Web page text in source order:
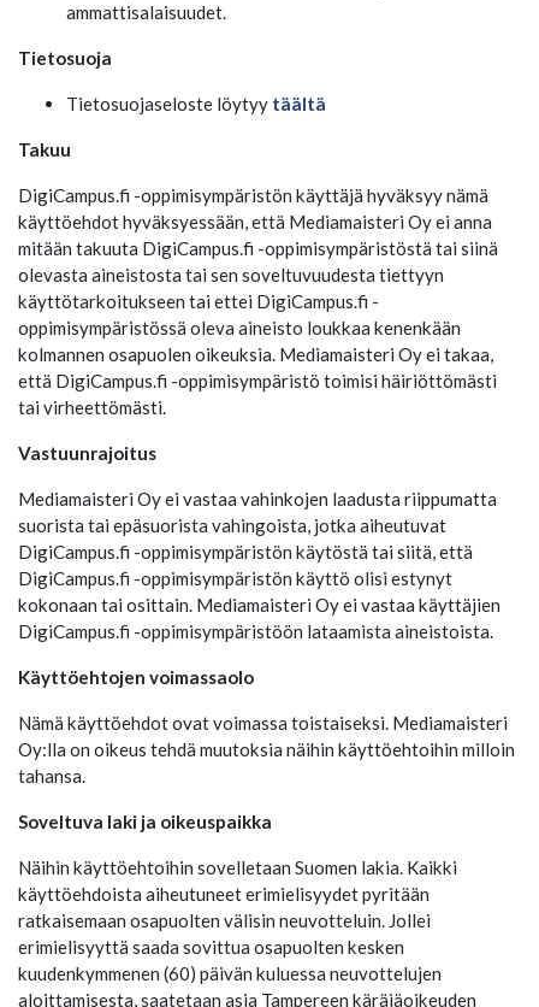
ammattisalaisuudet.
Tietosuoja
Tietosuojaseloste löytyy täältä
Takuu
DigiCampus.fi -oppimisympäristön käyttäjä hyväksyy nämä
käyttöehdot hyväksyessään, että Mediamaisteri Oy ei anna
mitään takuuta DigiCampus.fi -oppimisympäristöstä tai siinä
olevasta aineistosta tai sen soveltuvuudesta tiettyyn
käyttötarkoitukseen tai ettei DigiCampus.fi -
oppimisympäristössä oleva aineisto loukkaa kenenkään
kolmannen osapuolen oikeuksia. Mediamaisteri Oy ei takaa,
että DigiCampus.fi -oppimisympäristö toimisi häiriöttömästi
tai virheettömästi.
Vastuunrajoitus
Mediamaisteri Oy ei vastaa vahinkojen laadusta riippumatta
suorista tai epäsuorista vahingoista, jotka aiheutuvat
DigiCampus.fi -oppimisympäristön käytöstä tai siitä, että
DigiCampus.fi -oppimisympäristön käyttö olisi estynyt
kokonaan tai osittain. Mediamaisteri Oy ei vastaa käyttäjien
DigiCampus.fi -oppimisympäristöön lataamista aineistoista.
Käyttöehtojen voimassaolo
Nämä käyttöehdot ovat voimassa toistaiseksi. Mediamaisteri
Oy:lla on oikeus tehdä muutoksia näihin käyttöehtoihin milloin
tahansa.
Soveltuva laki ja oikeuspaikka
Näihin käyttöehtoihin sovelletaan Suomen lakia. Kaikki
käyttöehdoista aiheutuneet erimielisyydet pyritään
ratkaisemaan osapuolten välisin neuvotteluin. Jollei
erimielisyyttä saada sovittua osapuolten kesken
kuudenkymmenen (60) päivän kuluessa neuvottelujen
aloittamisesta, saatetaan asia Tampereen käräjäoikeuden